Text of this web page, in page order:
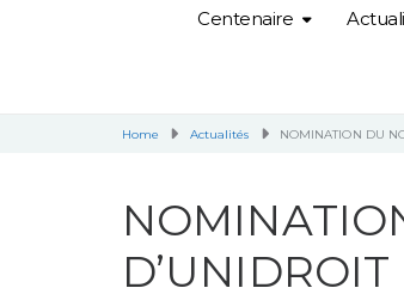
Centenaire
Home Actualités NOMINATION DU
D’UNIDROIT